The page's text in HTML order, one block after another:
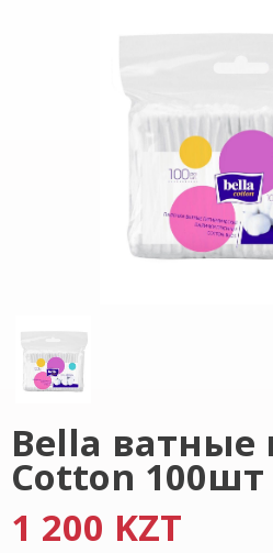
Bella ватные
Cotton 100шт
1 200 KZT